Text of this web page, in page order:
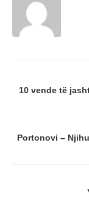
10 vende të
Portonovi –